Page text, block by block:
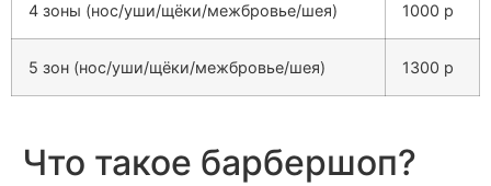
4 зоны (нос/уши/щёки/межбровье/шея) 1000 р
5 зон (нос/уши/щёки/межбровье/шея) 1300 р
Что такое барбершоп?